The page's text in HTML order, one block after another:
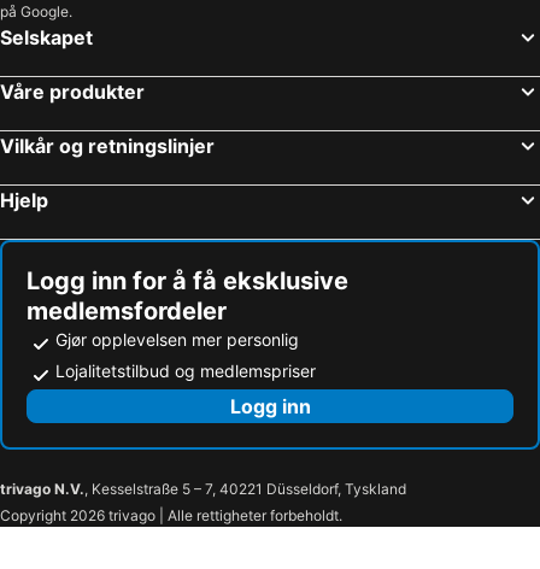
på Google.
Selskapet
Våre produkter
Vilkår og retningslinjer
Hjelp
Logg inn for å få eksklusive
medlemsfordeler
Gjør opplevelsen mer personlig
Lojalitetstilbud og medlemspriser
Logg inn
trivago N.V., Kesselstraße 5 – 7, 40221 Düsseldorf, Tyskland
Copyright 2026 trivago | Alle rettigheter forbeholdt.